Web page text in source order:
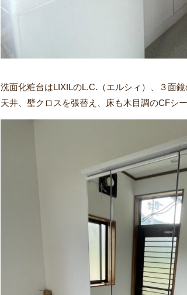
洗面化粧台はLIXILのL.C.（エルシィ）、３面
天井、壁クロスを張替え、床も木目調のCFシ